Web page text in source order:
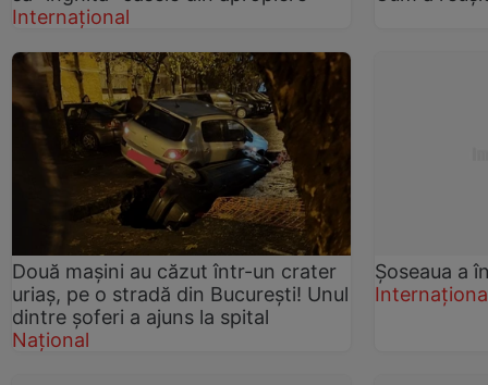
Internațional
Două mașini au căzut într-un crater
uriaș, pe o stradă din București! Unul
dintre șoferi a ajuns la spital
Național
Şoseaua a